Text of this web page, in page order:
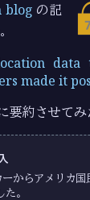
blog の記
。
data
made it
要約させてみ
からアメリカ
。